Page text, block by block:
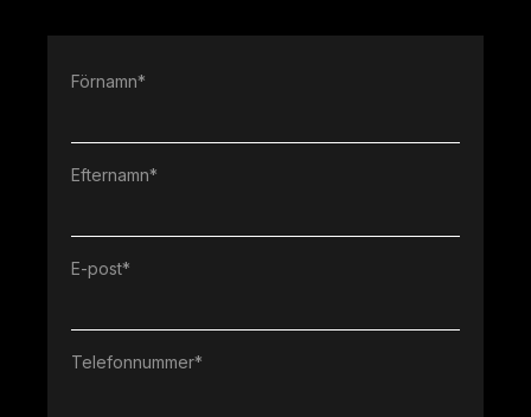
Förnamn*
Efternamn*
E-post*
Telefonnummer*